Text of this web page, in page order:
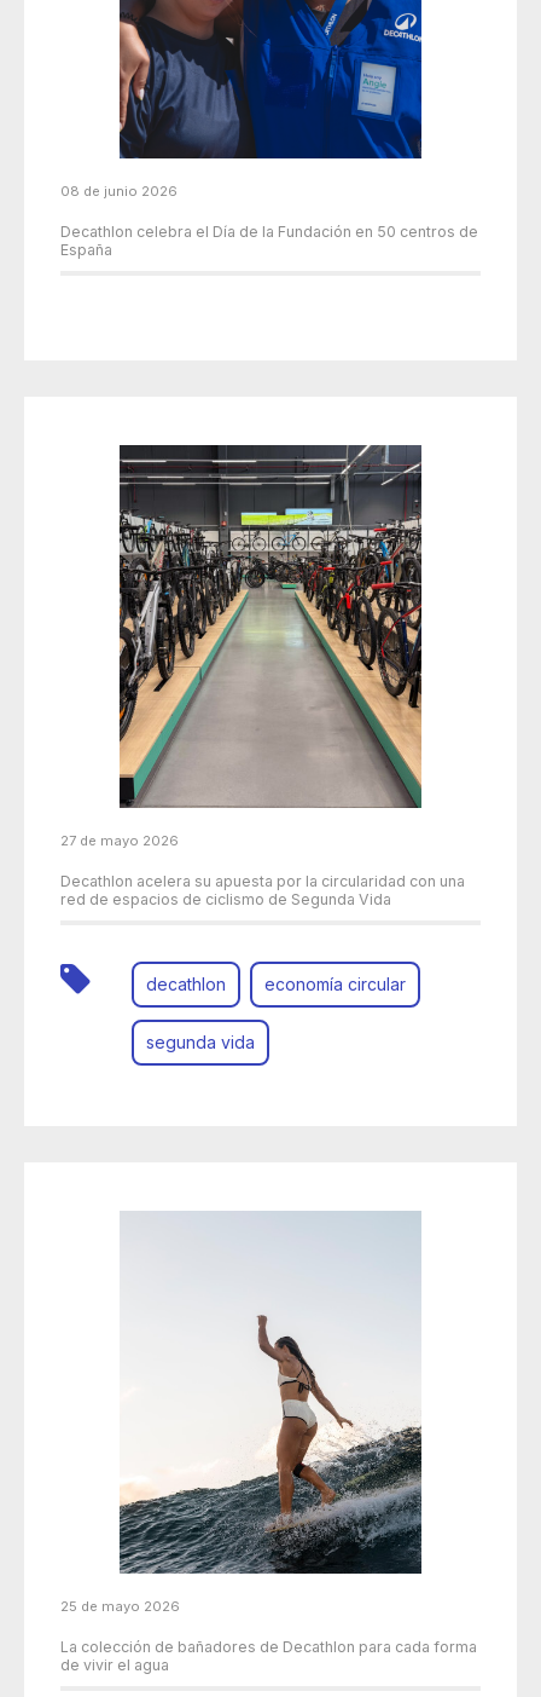
08 de junio 2026
Decathlon celebra el Día de la Fundación en 50 centros de
España
27 de mayo 2026
Decathlon acelera su apuesta por la circularidad con una
red de espacios de ciclismo de Segunda Vida
decathlon economía circular
segunda vida
25 de mayo 2026
La colección de bañadores de Decathlon para cada forma
de vivir el agua